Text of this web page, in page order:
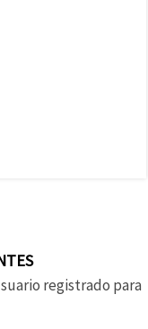
registrado para